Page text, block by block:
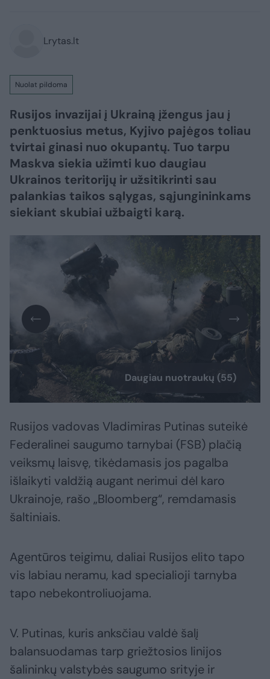
Lrytas.lt
Nuolat pildoma
Rusijos invazijai į Ukrainą įžengus jau į
penktuosius metus, Kyjivo pajėgos toliau
tvirtai ginasi nuo okupantų. Tuo tarpu
Maskva siekia užimti kuo daugiau
Ukrainos teritorijų ir užsitikrinti sau
palankias taikos sąlygas, sąjungininkams
siekiant skubiai užbaigti karą.​​​​​​​​​​​​​​​​​​​​​​​​​​​
Daugiau nuotraukų (55)
Rusijos vadovas Vladimiras Putinas suteikė
Federalinei saugumo tarnybai (FSB) plačią
veiksmų laisvę, tikėdamasis jos pagalba
išlaikyti valdžią augant nerimui dėl karo
Ukrainoje, rašo „Bloomberg“, remdamasis
šaltiniais.
Agentūros teigimu, daliai Rusijos elito tapo
vis labiau neramu, kad specialioji tarnyba
tapo nebekontroliuojama.
V. Putinas, kuris anksčiau valdė šalį
balansuodamas tarp griežtosios linijos
šalininkų valstybės saugumo srityje ir